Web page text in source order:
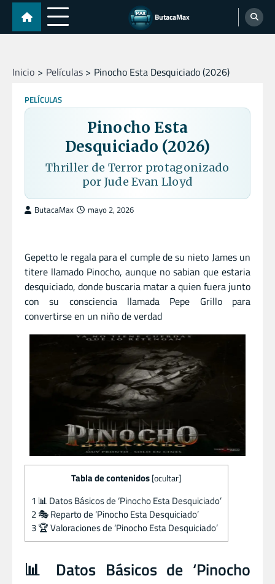
Skip
content
ButacaMax
Inicio Películas Pinocho Esta Desquiciado (2026)
PELÍCULAS
Pinocho Esta
Desquiciado (2026)
Thriller de Terror protagonizado
por Jude Evan Lloyd
ButacaMax mayo 2, 2026
Gepetto le regala para el cumple de su nieto James un
titere llamado Pinocho, aunque no sabian que estaria
desquiciado, donde buscaria matar a quien fuera junto
con su consciencia llamada Pepe Grillo para
convertirse en un niño de verdad
Tabla de contenidos [ocultar]
1 📊 Datos Básicos de ‘Pinocho Esta Desquiciado’
2🎭 Reparto de ‘Pinocho Esta Desquiciado’
3🏆 Valoraciones de ‘Pinocho Esta Desquiciado’
📊 Datos Básicos de ‘Pinocho